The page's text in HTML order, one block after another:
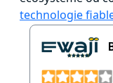
technologie